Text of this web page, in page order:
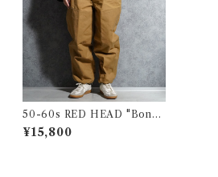
50-60s RED HEAD "Bone-
dry" Duck Hunting Pants
レッドヘッド ボーンドライ コ
¥15,800